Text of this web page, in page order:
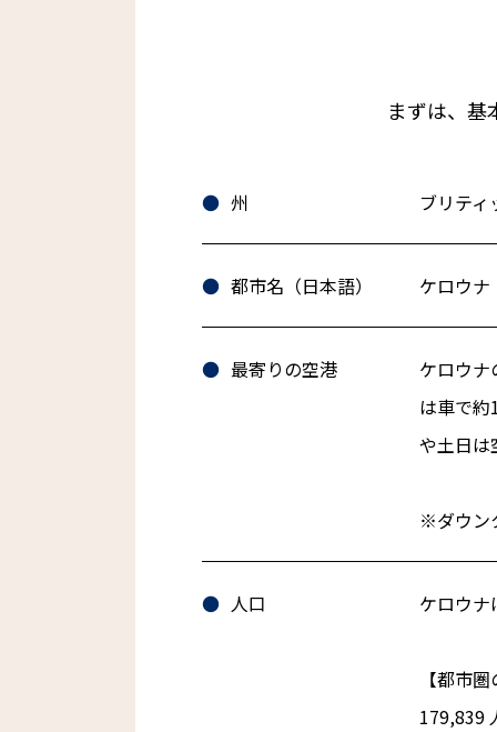
まずは、基
州 ブリテ
都市名（日本語） ケロウナ
最寄りの空港
ケロウナ
は車で
や土日は
※ダウン
人口 ケロウ
【都市
179,839